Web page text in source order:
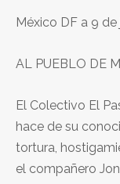
México DF a 9
AL PUEBLO DE
El Colectivo El
hace de su
tortura,
el compañero